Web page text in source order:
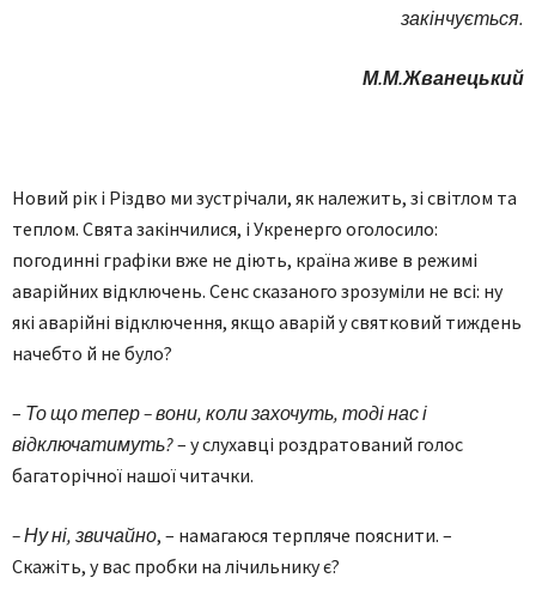
закінчується.
М.М.Жванецький
Новий рік і Різдво ми зустрічали, як належить, зі світлом та
теплом. Свята закінчилися, і Укр­енерго оголосило:
погодинні графіки вже не діють, країна живе в режимі
аварійних відключень. Сенс сказаного зрозуміли не всі: ну
які аварійні відключення, якщо аварій у святковий тиждень
начебто й не було?
– То що тепер – вони, коли захочуть, тоді нас і
відключатимуть?– у слухавці роздратований голос
багаторічної нашої читачки.
– Ну ні, звичайно, – намагаюся терпляче пояснити. –
Скажіть, у вас пробки на лічильнику є?